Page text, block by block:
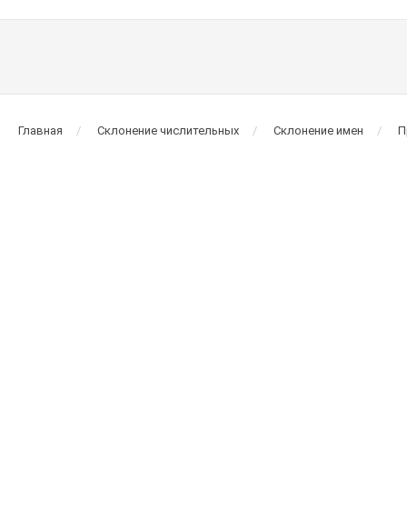
Главная Склонение числительных Склонение имен